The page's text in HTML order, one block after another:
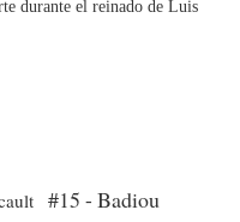
durante el reinado de Luis
#15 - Badiou